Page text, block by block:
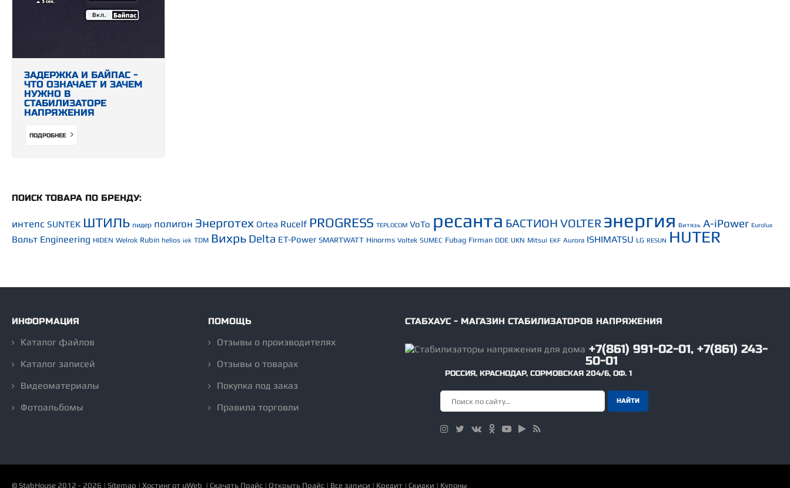
ЗАДЕРЖКА И БАЙПАС -
ЧТО ОЗНАЧАЕТ И ЗАЧЕМ
НУЖНО В
СТАБИЛИЗАТОРЕ
НАПРЯЖЕНИЯ
ПОДРОБНЕЕ
ПОИСК ТОВАРА ПО БРЕНДУ:
интепс SUNTEK ШТИЛЬ лидер полигон Энерготех Ortea Rucelf PROGRESS TEPLOCOM VoTo ресанта БАСТИОН VOLTER энергия Витязь A-iPower Eurolux
Вольт Engineering HIDEN Welrok Rubin helios iek TDM Вихрь Delta ET-Power SMARTWATT Hinorms Voltek SUMEC Fubag Firman DDE UKN Mitsui EKF Aurora ISHIMATSU LG RESUN HUTER
ИНФОРМАЦИЯ
Каталог файлов
Каталог записей
Видеоматериалы
Фотоальбомы
ПОМОЩЬ
Отзывы о производителях
Отзывы о товарах
Покупка под заказ
Правила торговли
СТАБХАУС - МАГАЗИН СТАБИЛИЗАТОРОВ НАПРЯЖЕНИЯ
+7(861) 991-02-01, +7(861) 243-
50-01
РОССИЯ, КРАСНОДАР, СОРМОВСКАЯ 204/6, ОФ. 1
© StabHouse 2012 - 2026 | Sitemap | Хостинг от uWeb | Скачать Прайс | Открыть Прайс | Все записи | Кредит | Скидки | Купоны